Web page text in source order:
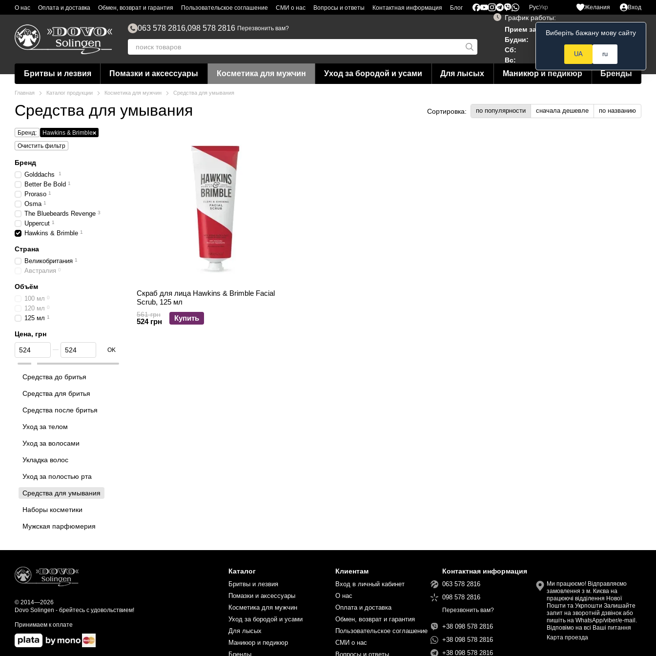
Перейти к основному контенту
О нас Оплата и доставка Обмен, возврат и гарантия Пользовательское соглашение СМИ о нас Вопросы и ответы Контактная информация Блог РусУкр Желания Вход
063 578 2816,098 578 2816 Перезвонить вам?
График работы:
Прием заказов 24/7
Будни:
10:00–19:00
Сб:
12:00–18:00
Вс:
Мой заказ
Бритвы и лезвия Помазки и аксессуары Косметика для мужчин Уход за бородой и усами Для лысых Маникюр и педикюр Бренды
Главная Каталог продукции Косметика для мужчин Средства для умывания
Средства для умывания Сортировка: по популярности сначала дешевле по названию
Скраб для лица Hawkins & Brimble Facial
Scrub, 125 мл
561 грн
524 грн Купить
Бренд:
Hawkins & Brimble
Очистить фильтр
Бренд
Golddachs 1
Better Be Bold 1
Proraso 1
Osma 1
The Bluebeards Revenge 3
Uppercut 1
Hawkins & Brimble 1
Страна
Великобритания 1
Австралия 0
Объём
100 мл 0
120 мл 0
125 мл 1
Цена, грн
От Цена, грн
До Цена, грн OK
Средства до бритья
Средства для бритья
Средства после бритья
Уход за телом
Уход за волосами
Укладка волос
Уход за полостью рта
Средства для умывания
Наборы косметики
Мужская парфюмерия
© 2014—2026
Dovo Solingen - брейтесь с удовольствием!
Принимаем к оплате
Каталог
Бритвы и лезвия
Помазки и аксессуары
Косметика для мужчин
Уход за бородой и усами
Для лысых
Маникюр и педикюр
Бренды
Клиентам
Вход в личный кабинет
О нас
Оплата и доставка
Обмен, возврат и гарантия
Пользовательское соглашение
СМИ о нас
Вопросы и ответы
Контактная информация
063 578 2816
098 578 2816
Перезвонить вам?
+38 098 578 2816
+38 098 578 2816
+38 098 578 2816
Ми працюємо! Відправляємо
замовлення з м. Києва на
працюючі відділення Нової
Пошти та Укрпошти Залишайте
запит на зворотній дзвінок або
пишіть на WhatsApp/viber/e-mail.
Відповімо на всі Ваші питання
Карта проезда
Виберіть бажану мову сайту
UA ru